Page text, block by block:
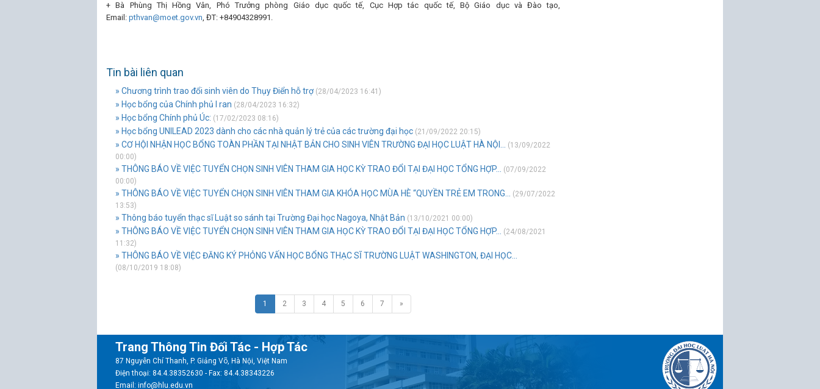
+ Bà Phùng Thị Hồng Vân, Phó Trưởng phòng Giáo dục quốc tế, Cục Hợp tác quốc tế, Bộ Giáo dục và Đào tạo,
Email: pthvan@moet.gov.vn, ĐT: +84904328991.
Tin bài liên quan
» Chương trình trao đổi sinh viên do Thụy Điển hỗ trợ(28/04/2023 16:41)
» Học bổng của Chính phủ I ran (28/04/2023 16:32)
» Học bổng Chính phủ Úc: (17/02/2023 08:16)
» Học bổng UNILEAD 2023 dành cho các nhà quản lý trẻ của các trường đại học (21/09/2022 20:15)
» CƠ HỘI NHẬN HỌC BỔNG TOÀN PHẦN TẠI NHẬT BẢN CHO SINH VIÊN TRƯỜNG ĐẠI HỌC LUẬT HÀ NỘI...
(13/09/2022
00:00)
» THÔNG BÁO VỀ VIỆC TUYỂN CHỌN SINH VIÊN THAM GIA HỌC KỲ TRAO ĐỔI TẠI ĐẠI HỌC TỔNG HỢP...
(07/09/2022
00:00)
» THÔNG BÁO VỀ VIỆC TUYỂN CHỌN SINH VIÊN THAM GIA KHÓA HỌC MÙA HÈ “QUYỀN TRẺ EM TRONG...
(29/07/2022
13:53)
» Thông báo tuyển thạc sĩ Luật so sánh tại Trường Đại học Nagoya, Nhật Bản (13/10/2021 00:00)
» THÔNG BÁO VỀ VIỆC TUYỂN CHỌN SINH VIÊN THAM GIA HỌC KỲ TRAO ĐỔI TẠI ĐẠI HỌC TỔNG HỢP...
(24/08/2021
11:32)
» THÔNG BÁO VỀ VIỆC ĐĂNG KÝ PHỎNG VẤN HỌC BỔNG THẠC SĨ TRƯỜNG LUẬT WASHINGTON, ĐẠI HỌC...
(08/10/2019 18:08)
1 2 3 4 5 6 7 »
Trang Thông Tin Đối Tác - Hợp Tác
87 Nguyễn Chí Thanh, P. Giảng Võ, Hà Nội, Việt Nam
Điện thoại: 84.4.38352630 - Fax: 84.4.38343226
Email: info@hlu.edu.vn